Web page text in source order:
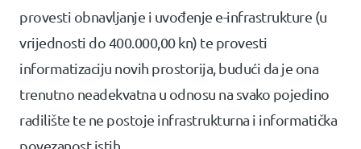
provesti obnavljanje i uvođenje e-infrastrukture (u
vrijednosti do 400.000,00 kn) te provesti
informatizaciju novih prostorija, budući da je ona
trenutno neadekvatna u odnosu na svako pojedino
radilište te ne postoje infrastrukturna i informatička
povezanost istih.